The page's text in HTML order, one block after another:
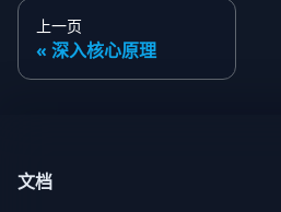
上一页
深入核心原理
文档